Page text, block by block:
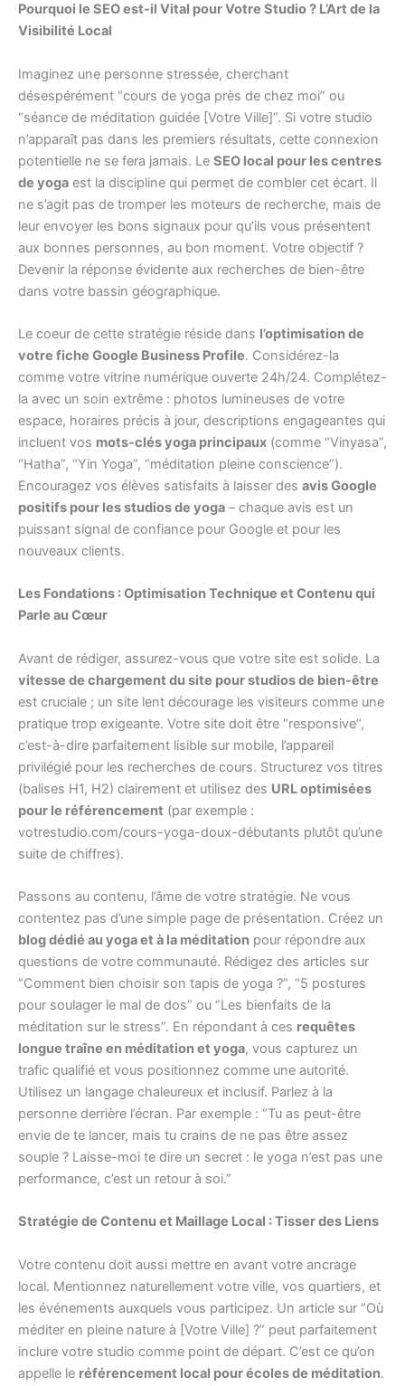
Pourquoi le SEO est-il Vital pour Votre Studio ? L’Art de la
Visibilité Local
Imaginez une personne stressée, cherchant
désespérément “cours de yoga près de chez moi” ou
“séance de méditation guidée [Votre Ville]”. Si votre studio
n’apparaît pas dans les premiers résultats, cette connexion
potentielle ne se fera jamais. Le SEO local pour les centres
de yoga est la discipline qui permet de combler cet écart. Il
ne s’agit pas de tromper les moteurs de recherche, mais de
leur envoyer les bons signaux pour qu’ils vous présentent
aux bonnes personnes, au bon moment. Votre objectif ?
Devenir la réponse évidente aux recherches de bien-être
dans votre bassin géographique.
Le coeur de cette stratégie réside dans l’optimisation de
votre fiche Google Business Profile. Considérez-la
comme votre vitrine numérique ouverte 24h/24. Complétez-
la avec un soin extrême : photos lumineuses de votre
espace, horaires précis à jour, descriptions engageantes qui
incluent vos mots-clés yoga principaux (comme “Vinyasa”,
“Hatha”, “Yin Yoga”, “méditation pleine conscience”).
Encouragez vos élèves satisfaits à laisser des avis Google
positifs pour les studios de yoga – chaque avis est un
puissant signal de confiance pour Google et pour les
nouveaux clients.
Les Fondations : Optimisation Technique et Contenu qui
Parle au Cœur
Avant de rédiger, assurez-vous que votre site est solide. La
vitesse de chargement du site pour studios de bien-être
est cruciale ; un site lent décourage les visiteurs comme une
pratique trop exigeante. Votre site doit être “responsive”,
c’est-à-dire parfaitement lisible sur mobile, l’appareil
privilégié pour les recherches de cours. Structurez vos titres
(balises H1, H2) clairement et utilisez des URL optimisées
pour le référencement (par exemple :
votrestudio.com/cours-yoga-doux-débutants plutôt qu’une
suite de chiffres).
Passons au contenu, l’âme de votre stratégie. Ne vous
contentez pas d’une simple page de présentation. Créez un
blog dédié au yoga et à la méditation pour répondre aux
questions de votre communauté. Rédigez des articles sur
“Comment bien choisir son tapis de yoga ?”, “5 postures
pour soulager le mal de dos” ou “Les bienfaits de la
méditation sur le stress”. En répondant à ces requêtes
longue traîne en méditation et yoga, vous capturez un
trafic qualifié et vous positionnez comme une autorité.
Utilisez un langage chaleureux et inclusif. Parlez à la
personne derrière l’écran. Par exemple : “Tu as peut-être
envie de te lancer, mais tu crains de ne pas être assez
souple ? Laisse-moi te dire un secret : le yoga n’est pas une
performance, c’est un retour à soi.”
Stratégie de Contenu et Maillage Local : Tisser des Liens
Votre contenu doit aussi mettre en avant votre ancrage
local. Mentionnez naturellement votre ville, vos quartiers, et
les événements auxquels vous participez. Un article sur “Où
méditer en pleine nature à [Votre Ville] ?” peut parfaitement
inclure votre studio comme point de départ. C’est ce qu’on
appelle le référencement local pour écoles de méditation.